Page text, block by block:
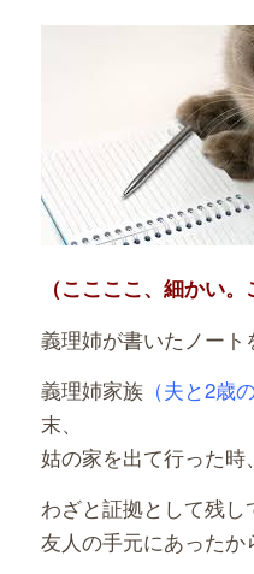
（ここここ、細かい
義理姉が書いたノート
義理姉家族（夫と2歳
末、
姑の家を出て行った時、
わざと証拠として残
友人の手元にあったか